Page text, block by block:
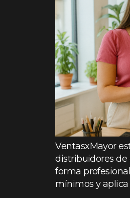
VentasxMayor
distribuidores de
forma
mínimos y aplica